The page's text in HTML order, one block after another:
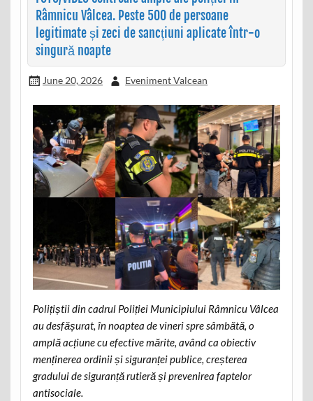
Râmnicu Vâlcea. Peste 500 de persoane
legitimate și zeci de sancțiuni aplicate într-o
singură noapte
June 20, 2026 Eveniment Valcean
Polițiștii din cadrul Poliției Municipiului Râmnicu Vâlcea
au desfășurat, în noaptea de vineri spre sâmbătă, o
amplă acțiune cu efective mărite, având ca obiectiv
menținerea ordinii și siguranței publice, creșterea
gradului de siguranță rutieră și prevenirea faptelor
antisociale.